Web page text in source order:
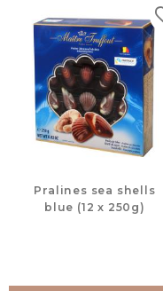
Pralines sea shells
blue (12 x 250g)